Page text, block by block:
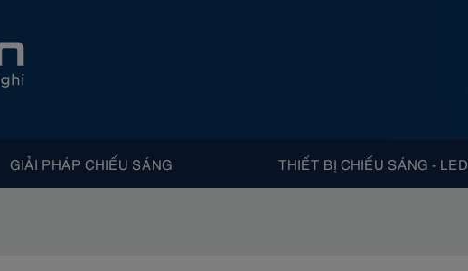
GIẢI PHÁP CHIẾU SÁNG THIẾT BỊ CHIẾU SÁNG - LED